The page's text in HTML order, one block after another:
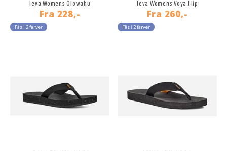
Teva Womens Olowahu
Fra 228,-
Fås i 2 farver
Teva Womens Voya Flip
Fra 260,-
Fås i 2 farver